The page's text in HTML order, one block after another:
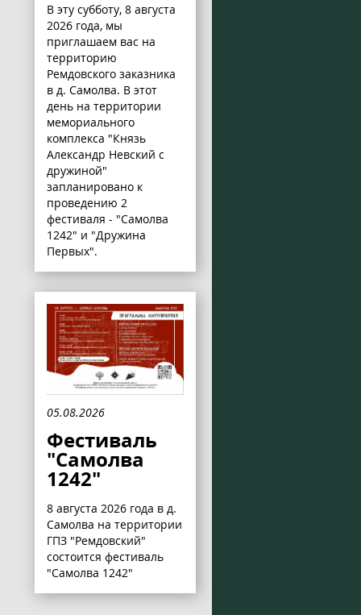
В эту субботу, 8 августа
2026 года, мы
приглашаем вас на
территорию
Ремдовского заказника
в д. Самолва. В этот
день на территории
мемориального
комплекса "Князь
Александр Невский с
дружиной"
запланировано к
проведению 2
фестиваля - "Самолва
1242" и "Дружина
Первых".
05.08.2026
Фестиваль
"Самолва
1242"
8 августа 2026 года в д.
Самолва на территории
ГПЗ "Ремдовский"
состоится фестиваль
"Самолва 1242"